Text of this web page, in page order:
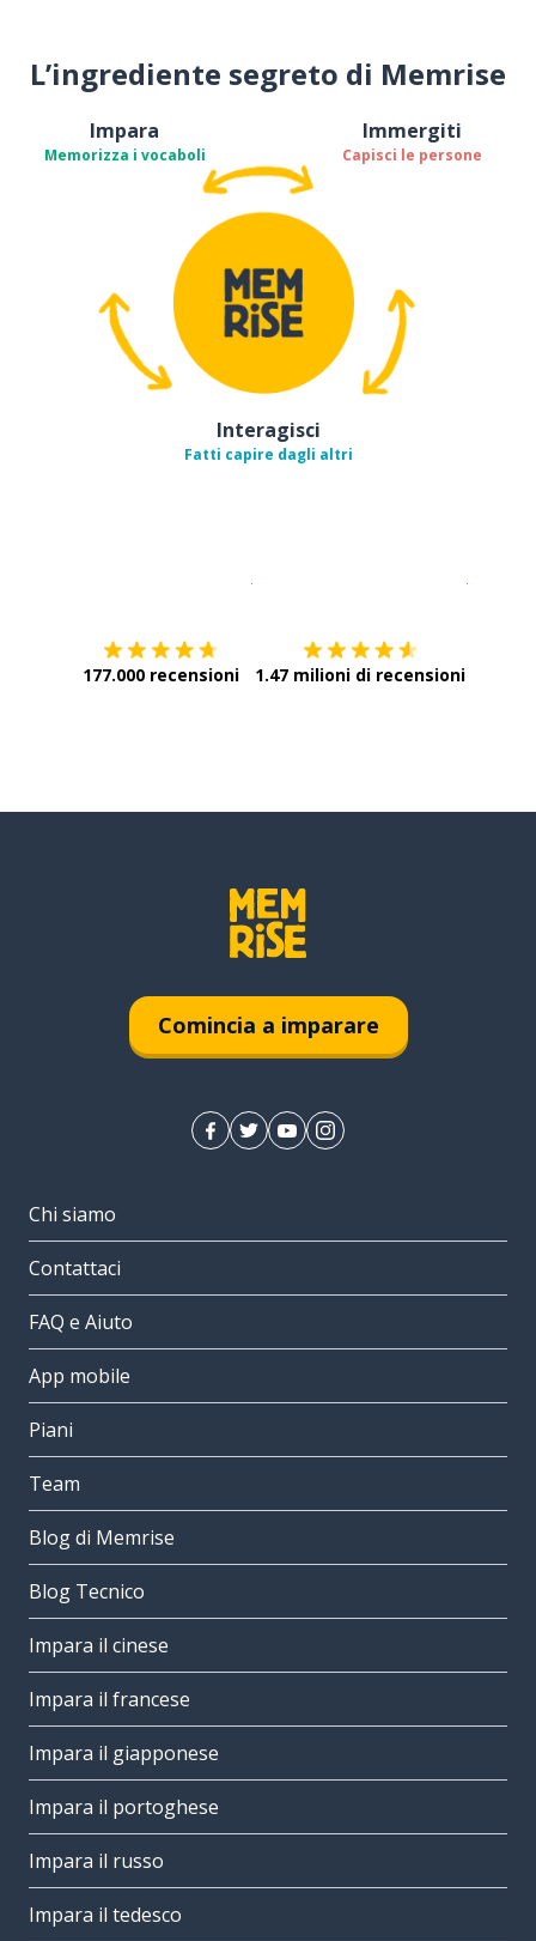
L’ingrediente segreto di Memrise
Impara
Memorizza i vocaboli
Immergiti
Capisci le persone
Interagisci
Fatti capire dagli altri
177.000 recensioni 1.47 milioni di recensioni
Comincia a imparare
Chi siamo
Contattaci
FAQ e Aiuto
App mobile
Piani
Team
Blog di Memrise
Blog Tecnico
Impara il cinese
Impara il francese
Impara il giapponese
Impara il portoghese
Impara il russo
Impara il tedesco